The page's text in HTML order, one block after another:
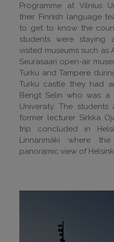
Programme at Vilnius
their Finnish language
to get to know the
students were staying
visited museums such as
Seurasaari open-air
Turku and Tampere
Turku castle they had
Bengt Selin who was a
University. The
former lecturer Sirkka
trip concluded in
Linnanmäki where
panoramic view of